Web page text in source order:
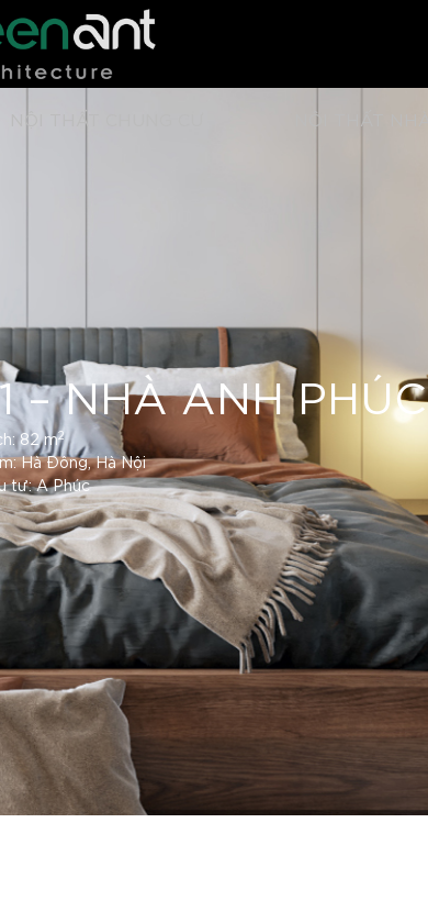
NỘI THẤT CHUNG CƯ NỘI THẤT NHÀ
– NHÀ ANH PHÚC
82 m2
Hà Đông, Hà Nội
tư: A Phúc